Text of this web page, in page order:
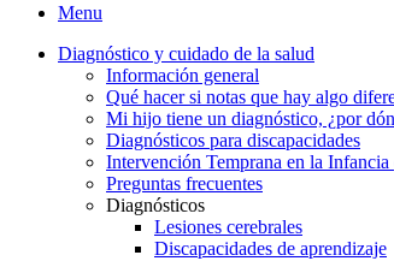
Menu
Diagnóstico y cuidado de la salud
Información general
Qué hacer si notas que hay algo
Mi hijo tiene un diagnóstico, ¿por
Diagnósticos para discapacidades
Intervención Temprana en la
Preguntas frecuentes
Diagnósticos
Lesiones cerebrales
Discapacidades de aprendizaje